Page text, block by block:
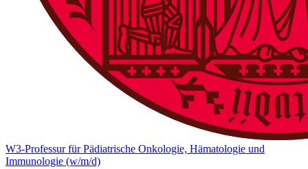
W3-Professur für Pädiatrische Onkologie, Hämatologie und
Immunologie (w/m/d)